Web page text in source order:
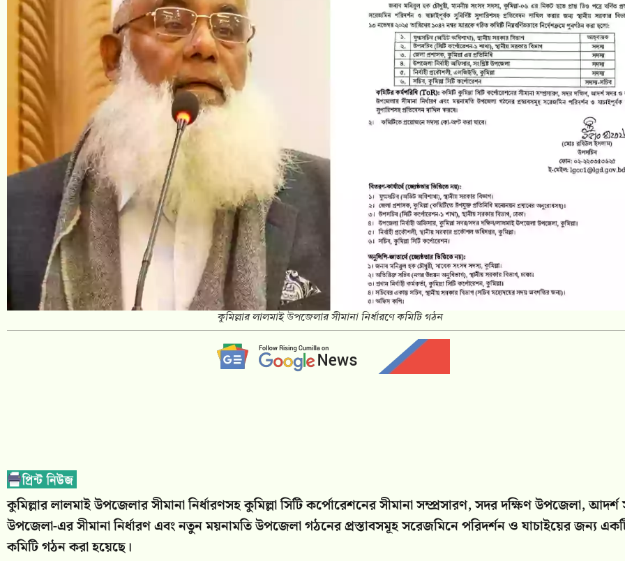
কুমিল্লার লালমাই উপজেলার সীমানা নির্ধারণে কমিটি গঠন
কুমিল্লার লালমাই উপজেলার সীমানা নির্ধারণসহকুমিল্লা সিটি কর্পোরেশনের সীমানা সম্প্রসারণ, সদর দক্ষিণ উপজেলা,
উপজেলা-এর সীমানা নির্ধারণ এবং নতুন ময়নামতি উপজেলা গঠনের প্রস্তাবসমূহ সরেজমিনে পরিদর্শন ও যাচাইয়ের জন্য
কমিটি গঠন করা হয়েছে।